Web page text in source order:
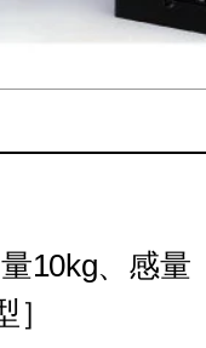
10kg、感量